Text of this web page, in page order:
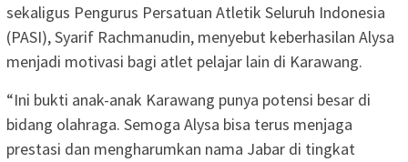
sekaligus Pengurus Persatuan Atletik Seluruh Indonesia
(PASI), Syarif Rachmanudin, menyebut keberhasilan Alysa
menjadi motivasi bagi atlet pelajar lain di Karawang.
“Ini bukti anak-anak Karawang punya potensi besar di
bidang olahraga. Semoga Alysa bisa terus menjaga
prestasi dan mengharumkan nama Jabar di tingkat